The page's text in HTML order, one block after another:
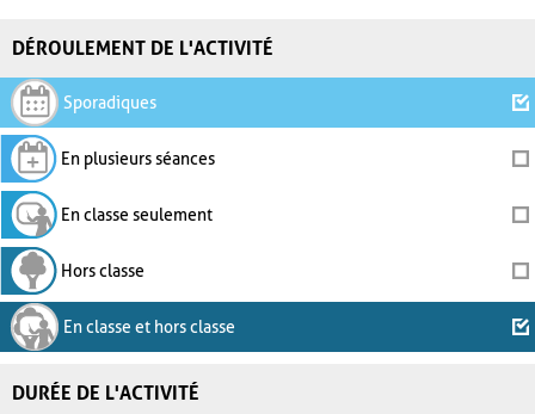
DÉROULEMENT DE L'ACTIVITÉ
Sporadiques
En plusieurs séances
En classe seulement
Hors classe
En classe et hors classe
DURÉE DE L'ACTIVITÉ